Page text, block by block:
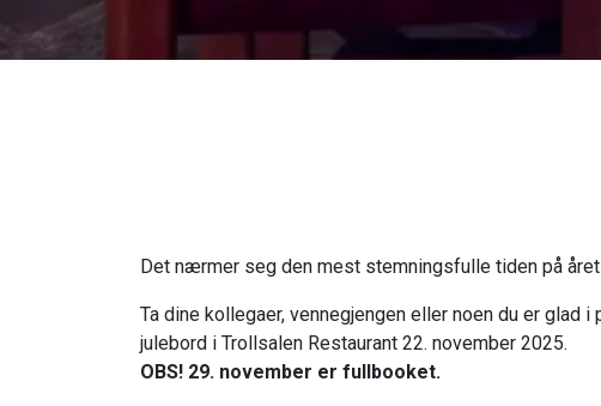
Det nærmer seg den mest stemningsfulle tiden på året
Ta dine kollegaer, vennegjengen eller noen du er glad i
julebord i Trollsalen Restaurant 22. november 2025.
OBS! 29. november er fullbooket.